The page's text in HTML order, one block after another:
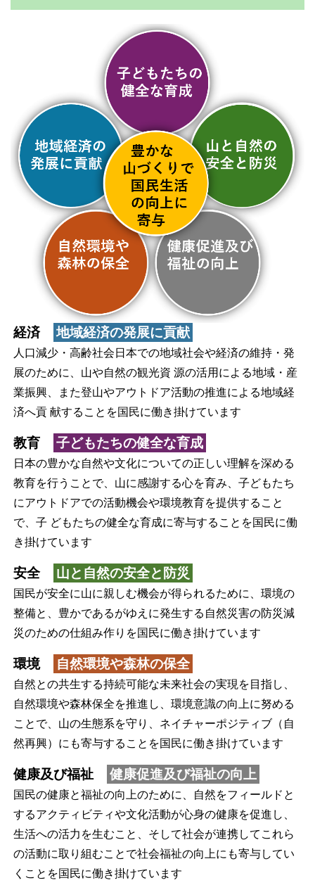
経済 地域経済の発展に貢献
人口減少・高齢社会日本での地域社会や経済の維持・発
展のために、山や自然の観光資 源の活用による地域・産
業振興、また登山やアウトドア活動の推進による地域経
済へ貢 献することを国民に働き掛けています
教育 子どもたちの健全な育成
日本の豊かな自然や文化についての正しい理解を深める
教育を行うことで、山に感謝する心を育み、子どもたち
にアウトドアでの活動機会や環境教育を提供すること
で、子 どもたちの健全な育成に寄与することを国民に働
き掛けています
安全 山と自然の安全と防災
国民が安全に山に親しむ機会が得られるために、環境の
整備と、豊かであるがゆえに発生する自然災害の防災減
災のための仕組み作りを国民に働き掛けています
環境 自然環境や森林の保全
自然との共生する持続可能な未来社会の実現を目指し、
自然環境や森林保全を推進し、環境意識の向上に努める
ことで、山の生態系を守り、ネイチャーポジティブ（自
然再興）にも寄与することを国民に働き掛けています
健康及び福祉 健康促進及び福祉の向上
国民の健康と福祉の向上のために、自然をフィールドと
するアクティビティや文化活動が心身の健康を促進し、
生活への活力を生むこと、そして社会が連携してこれら
の活動に取り組むことで社会福祉の向上にも寄与してい
くことを国民に働き掛けています